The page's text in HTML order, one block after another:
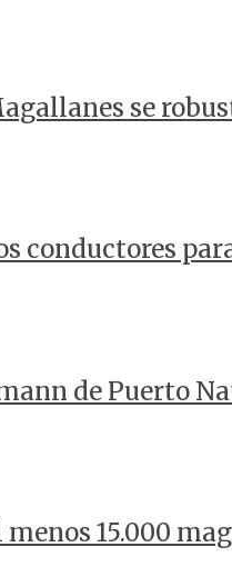
se
conductores
de Puerto
menos 15.000